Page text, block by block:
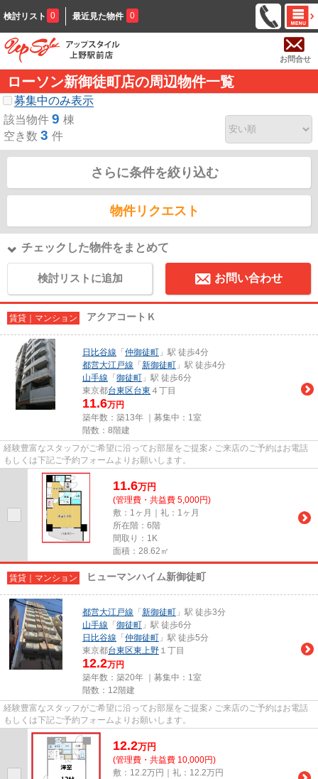
検討リスト 0 最近見た物件 0
お問合せ
ローソン新御徒町店の周辺物件一覧
募集中のみ表示
該当物件 9 棟
空き数 3 件
さらに条件を絞り込む
物件リクエスト
チェックした物件をまとめて
検討リストに追加 お問い合わせ
賃貸｜マンション アクアコートＫ
日比谷線 「 仲御徒町 」駅 徒歩4分
都営大江戸線 「 新御徒町 」駅 徒歩4分
山手線 「 御徒町 」駅 徒歩6分
東京都台東区台東 ４丁目
11.6万円
築年数：築13年 ｜募集中： 1室
階数：8階建
経験豊富なスタッフがご希望に沿ってお部屋をご提案♪ ご来店のご予約はお電話
もしくは下記ご予約フォームよりお願いします。
11.6万円
(管理費・共益費 5,000円)
敷：1ヶ月｜礼：1ヶ月
所在階：6階
間取り：1K
面積：28.62㎡
賃貸｜マンション ヒューマンハイム新御徒町
都営大江戸線 「 新御徒町 」駅 徒歩3分
山手線 「 御徒町 」駅 徒歩6分
日比谷線 「 仲御徒町 」駅 徒歩5分
東京都台東区東上野 １丁目
12.2万円
築年数：築20年 ｜募集中： 1室
階数：12階建
経験豊富なスタッフがご希望に沿ってお部屋をご提案♪ ご来店のご予約はお電話
もしくは下記ご予約フォームよりお願いします。
12.2万円
(管理費・共益費 10,000円)
敷：12.2万円｜礼：12.2万円